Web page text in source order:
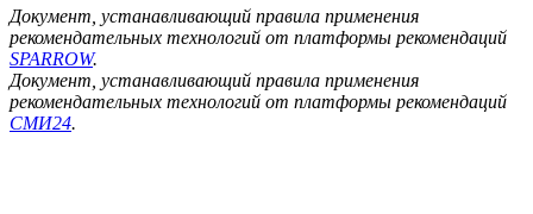
Документ, устанавливающий правила применения
рекомендательных технологий от платформы рекомендаций
SPARROW.
Документ, устанавливающий правила применения
рекомендательных технологий от платформы рекомендаций
СМИ24.